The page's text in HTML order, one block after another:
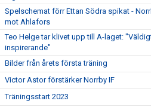
Spelschemat förr Ettan Södra spikat -
mot Ahlafors
Teo Helge tar klivet upp till A-laget:
inspirerande"
Bilder från årets första träning
Victor Astor förstärker Norrby IF
Träningsstart 2023